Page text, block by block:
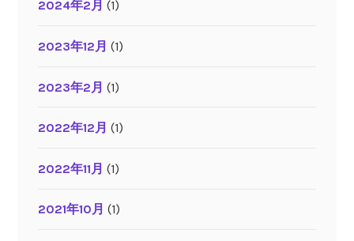
2024年2月 (1)
2023年12月 (1)
2023年2月 (1)
2022年12月 (1)
2022年11月 (1)
2021年10月 (1)